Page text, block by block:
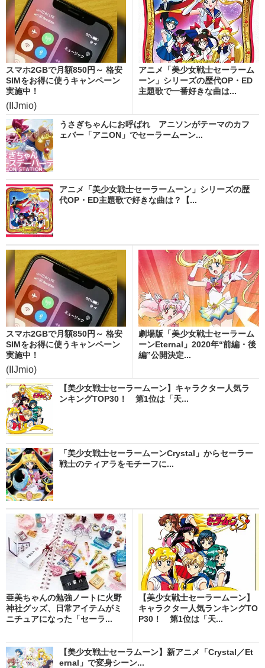
スマホ2GBで月額850円～ 格安
SIMをお得に使うキャンペーン
実施中！
(IIJmio)
アニメ「美少女戦士セーラーム
ーン」シリーズの歴代OP・ED
主題歌で一番好きな曲は...
うさぎちゃんにお呼ばれ アニソンがテーマのカフ
ェバー「アニON」でセーラームーン...
アニメ「美少女戦士セーラームーン」シリーズの歴
代OP・ED主題歌で好きな曲は？【...
スマホ2GBで月額850円～ 格安
SIMをお得に使うキャンペーン
実施中！
(IIJmio)
劇場版「美少女戦士セーラーム
ーンEternal」2020年“前編・後
編”公開決定...
【美少女戦士セーラームーン】キャラクター人気ラ
ンキングTOP30！ 第1位は「天...
「美少女戦士セーラームーンCrystal」からセーラー
戦士のティアラをモチーフに...
亜美ちゃんの勉強ノートに火野
神社グッズ、日常アイテムがミ
ニチュアになった「セーラ...
【美少女戦士セーラームーン】
キャラクター人気ランキングTO
P30！ 第1位は「天...
【美少女戦士セーラムーン】新アニメ「Crystal／Et
ernal」で変身シーン...